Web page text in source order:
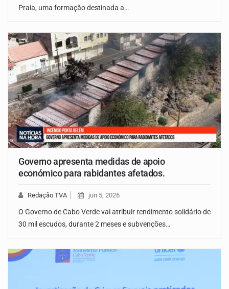
Praia, uma formação destinada a…
Governo apresenta medidas de apoio
económico para rabidantes afetados.
Redação TVA jun 5, 2026
O Governo de Cabo Verde vai atribuir rendimento solidário de
30 mil escudos, durante 2 meses e subvenções…